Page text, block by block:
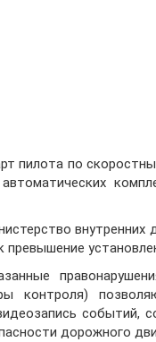
пилота по
внутренних
превышение
контроля)
событий,
дорожного